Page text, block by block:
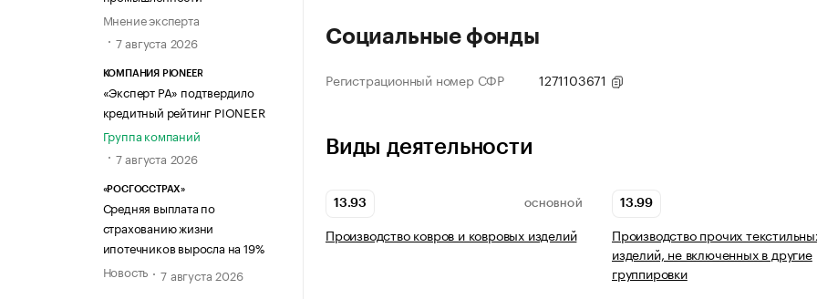
Мнение эксперта
7 августа 2026
КОМПАНИЯ PIONEER
«Эксперт РА» подтвердило
кредитный рейтинг PIONEER
Группа компаний
7 августа 2026
«РОСГОССТРАХ»
Средняя выплата по
страхованию жизни
ипотечников выросла на 19%
Новость
7 августа 2026
Социальные фонды
Регистрационный номер СФР 1271103671
Виды деятельности
13.93 ОСНОВНОЙ
Производство ковров и ковровых изделий
13.99
Производство прочих
изделий, не включенных в другие
группировки